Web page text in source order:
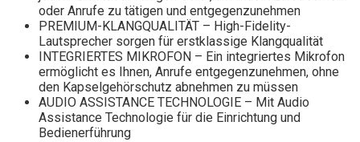
oder Anrufe zu tätigen und entgegenzunehmen
PREMIUM-KLANGQUALITÄT – High-Fidelity-
Lautsprecher sorgen für erstklassige Klangqualität
INTEGRIERTES MIKROFON – Ein integriertes Mikrofon
ermöglicht es Ihnen, Anrufe entgegenzunehmen, ohne
den Kapselgehörschutz abnehmen zu müssen
AUDIO ASSISTANCE TECHNOLOGIE – Mit Audio
Assistance Technologie für die Einrichtung und
Bedienerführung